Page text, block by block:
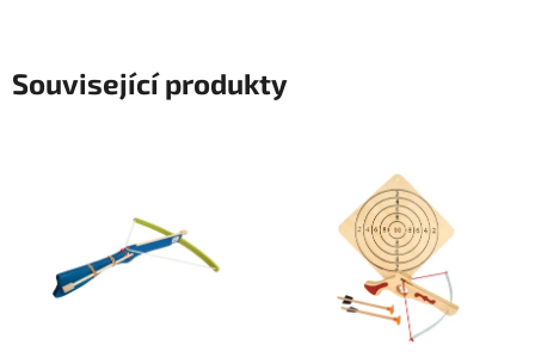
Související produkty